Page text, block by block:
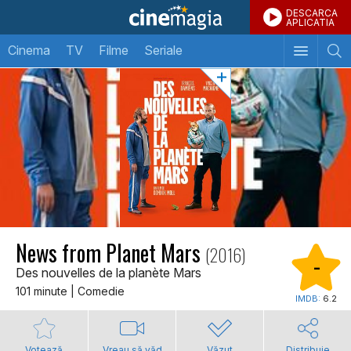
DESCARCA
APLICATIA
Cinema TV Filme Seriale
News from Planet Mars (2016)
Des nouvelles de la planète Mars
101 minute | Comedie
-
IMDB: 6.2